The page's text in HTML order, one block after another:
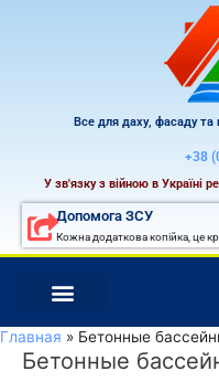
Все для даху, фасаду та
+38
У зв'язку з війною в Україні
Допомога ЗСУ
Кожна додаткова копійка, це
Главная Бетонные
Бетонные